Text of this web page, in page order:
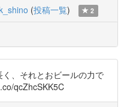
(投稿一覧) 2
、それとおビールの力で
qcZhcSKK5C